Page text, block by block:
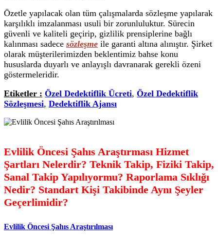
Özetle yapılacak olan tüm çalışmalarda sözleşme yapılarak
karşılıklı imzalanması usuli bir zorunluluktur. Sürecin
güvenli ve kaliteli geçirip, gizlilik prensiplerine bağlı
kalınması sadece sözleşme ile garanti altına alınıştır. Şirket
olarak müşterilerimizden beklentimiz bahse konu
hususlarda duyarlı ve anlayışlı davranarak gerekli özeni
göstermeleridir.
Etiketler : Özel Dedektiflik Ücreti, Özel Dedektiflik
Sözleşmesi, Dedektiflik Ajansı
Evlilik Öncesi Şahıs Araştırması Hizmet
Şartları Nelerdir? Teknik Takip, Fiziki Takip,
Sanal Takip Yapılıyormu? Raporlama Sıklığı
Nedir? Standart Kişi Takibinde Aynı Şeyler
Geçerlimidir?
Evlilik Öncesi Şahıs Araştırılması